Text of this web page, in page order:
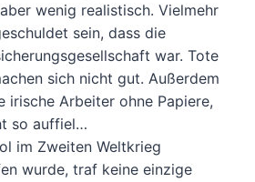
wenig realistisch. Vielmehr
sein, dass die
war. Tote
sich nicht gut. Außerdem
irische Arbeiter ohne Papiere,
so auffiel…
im Zweiten Weltkrieg
wurde, traf keine einzige